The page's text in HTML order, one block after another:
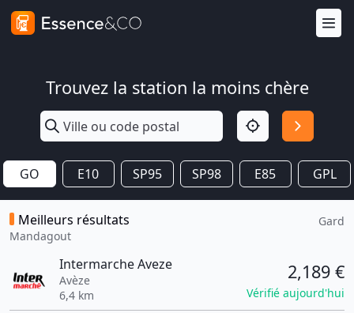
Trouvez la station la moins chère
GO E10 SP95 SP98 E85 GPL
Meilleurs résultats
Mandagout
Gard
Intermarche Aveze
Avèze
6,4 km
2,189 €
Vérifié aujourd'hui